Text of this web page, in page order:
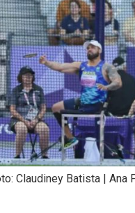
Claudiney Batista | Ana